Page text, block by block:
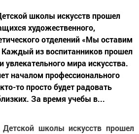
школы искусств прошел
художественного,
отделений «Мы оставим
из воспитанников прошел
увлекательного мира искусства.
началом профессионального
то просто будет радовать
За время учебы в...
школы искусств прошел